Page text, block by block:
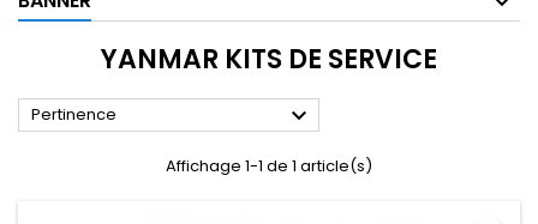
YANMAR KITS DE SERVICE
Pertinence 
Affichage 1-1 de 1 article(s)